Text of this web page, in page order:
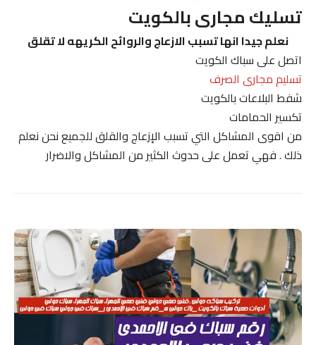
تسليك مجارى بالكويت
نعلم جيدا انها تسبب الازعاج والروائح الكريهه لا تقلق
اتصل على سباك الكويت
تسليم مجارى الصرف
شفط البلاعات بالكويت
تكسير الحمامات
من اقوى المشاكل التي تسبب الإزعاج والقلق للجميع نحن نعلم
ذلك . فهي تعمل على حدوث الكثير من المشاكل والاضرار